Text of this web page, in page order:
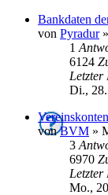
Bankdaten
von Pyradur»
1
6124
Letzter
Di.,
vonBVM »
3
6970
Letzter
Mo.,